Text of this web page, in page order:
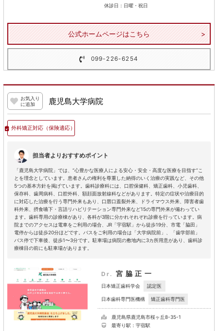
休診日：日曜・祝日
公式ホームページはこちら
099-226-6254
お気入り
に追加
鹿児島大学病院
外科矯正対応（保険適応）
担当者よりおすすめポイント
「鹿児島大学病院」では、“心豊かな医療人による安心・安全・高度な医療を目指す”こ
とを理念としています。患者さんの権利を尊重した納得のいく治療の実践など、その他
5つの基本方針を掲げています。歯科診療科には、口腔保健科、矯正歯科、小児歯科、
保存科、歯周病科、口腔外科、額顔面放射線科などがあります。特定の症状や治療目的
に対応した治療を行う専門外来もあり、口唇口蓋裂外来、ドライマウス外来、障害者歯
科外来、摂食嚥下・言語リハビリテーション専門外来など15の専門外来が備わってい
ます。歯科専用の診療棟があり、各科が3階に分かれそれぞれ診療を行っています。病
院までのアクセスは電車をご利用の場合、JR「宇宿駅」から徒歩19分、市電「脇田」
電停からは徒歩20分ほどです。バスをご利用の場合は「大学病院前」、「歯学部前」
バス停で下車後、徒歩1〜3分です。駐車場は病院の敷地内に3カ所用意があり、歯科診
療棟目の前にも駐車場があります。
Dr. 宮脇正一
日本矯正歯科学会 認定医
日本歯科専門医機構 矯正歯科専門医
鹿児島県鹿児島市桜ヶ丘8-35-1
最寄り駅：宇宿駅